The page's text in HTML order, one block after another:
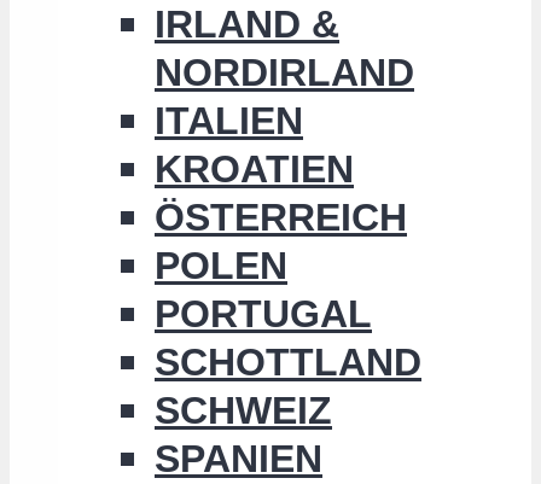
IRLAND &
NORDIRLAND
ITALIEN
KROATIEN
ÖSTERREICH
POLEN
PORTUGAL
SCHOTTLAND
SCHWEIZ
SPANIEN